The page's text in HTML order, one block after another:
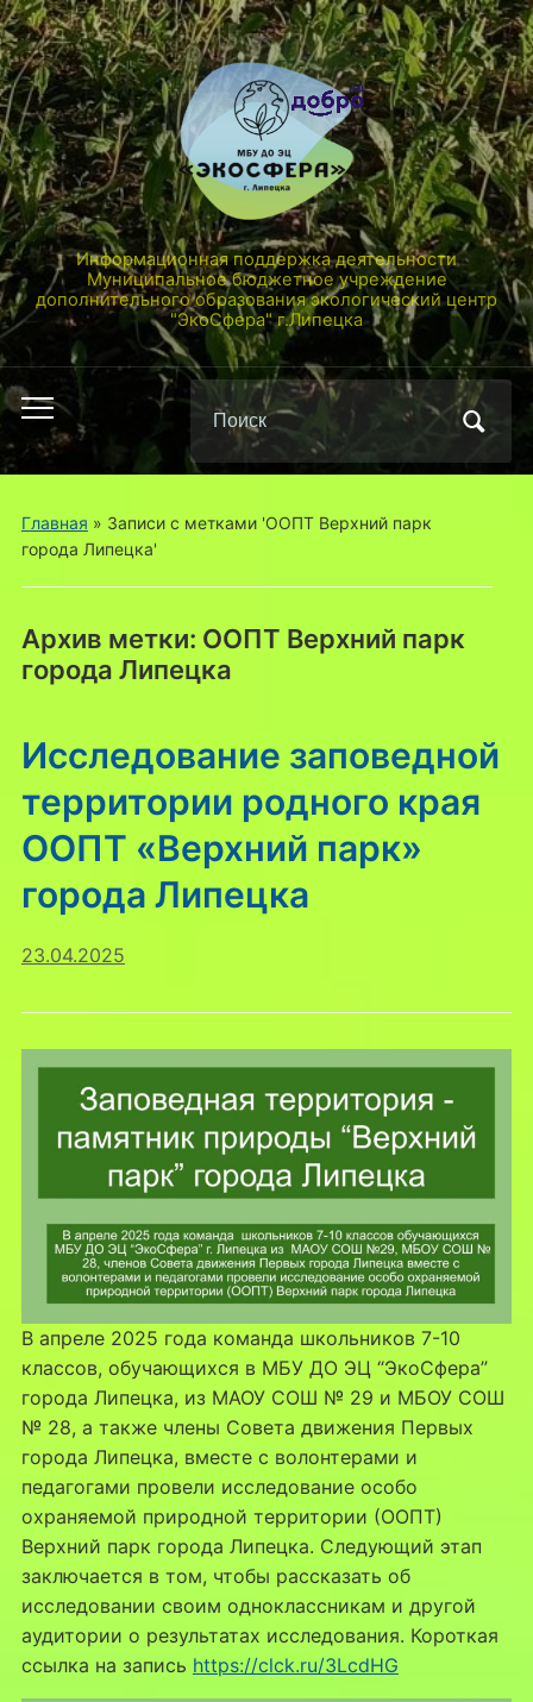
Информационная поддержка деятельности
Муниципальное бюджетное учреждение
дополнительного образования экологический центр
"ЭкоСфера" г.Липецка
Переключить
мобильное
меню
Поиск
по:
Главная » Записи с метками 'ООПТ Верхний парк
города Липецка'
Архив метки: ООПТ Верхний парк
города Липецка
Исследование заповедной
территории родного края
ООПТ «Верхний парк»
города Липецка
23.04.2025
В апреле 2025 года команда школьников 7-10
классов, обучающихся в МБУ ДО ЭЦ “ЭкоСфера”
города Липецка, из МАОУ СОШ № 29 и МБОУ СОШ
№ 28, а также члены Совета движения Первых
города Липецка, вместе с волонтерами и
педагогами провели исследование особо
охраняемой природной территории (ООПТ)
Верхний парк города Липецка. Следующий этап
заключается в том, чтобы рассказать об
исследовании своим одноклассникам и другой
аудитории о результатах исследования. Короткая
ссылка на запись https://clck.ru/3LcdHG